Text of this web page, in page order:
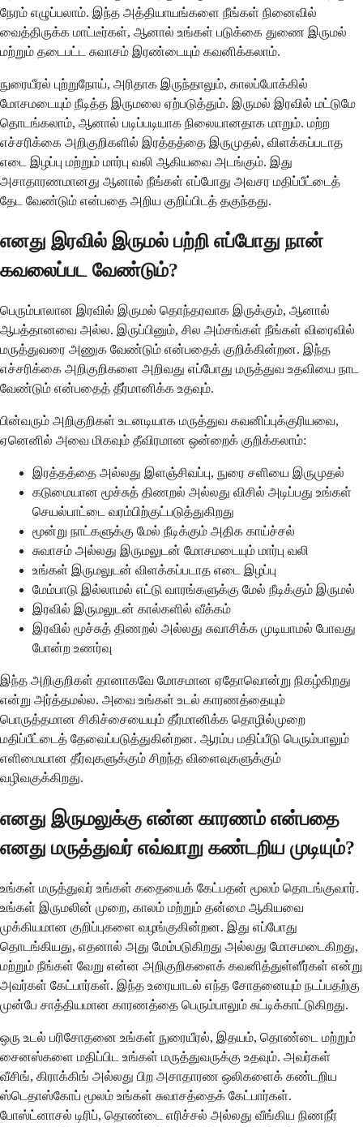
நேரம் எழுப்பலாம். இந்த அத்தியாயங்களை நீங்கள் நினைவில்
வைத்திருக்க மாட்டீர்கள், ஆனால் உங்கள் படுக்கை துணை இருமல்
மற்றும் தடைபட்ட சுவாசம் இரண்டையும் கவனிக்கலாம்.
நுரையீரல் புற்றுநோய், அரிதாக இருந்தாலும், காலப்போக்கில்
மோசமடையும் நீடித்த இருமலை ஏற்படுத்தும். இருமல் இரவில் மட்டுமே
தொடங்கலாம், ஆனால் படிப்படியாக நிலையானதாக மாறும். மற்ற
எச்சரிக்கை அறிகுறிகளில் இரத்தத்தை இருமுதல், விளக்கப்படாத
எடை இழப்பு மற்றும் மார்பு வலி ஆகியவை அடங்கும். இது
அசாதாரணமானது ஆனால் நீங்கள் எப்போது அவசர மதிப்பீட்டைத்
தேட வேண்டும் என்பதை அறிய குறிப்பிடத் தகுந்தது.
எனது இரவில் இருமல் பற்றி எப்போது நான்
கவலைப்பட வேண்டும்?
பெரும்பாலான இரவில் இருமல் தொந்தரவாக இருக்கும், ஆனால்
ஆபத்தானவை அல்ல. இருப்பினும், சில அம்சங்கள் நீங்கள் விரைவில்
மருத்துவரை அணுக வேண்டும் என்பதைக் குறிக்கின்றன. இந்த
எச்சரிக்கை அறிகுறிகளை அறிவது எப்போது மருத்துவ உதவியை நாட
வேண்டும் என்பதைத் தீர்மானிக்க உதவும்.
பின்வரும் அறிகுறிகள் உடனடியாக மருத்துவ கவனிப்புக்குரியவை,
ஏனெனில் அவை மிகவும் தீவிரமான ஒன்றைக் குறிக்கலாம்:
இரத்தத்தை அல்லது இளஞ்சிவப்பு, நுரை சளியை இருமுதல்
கடுமையான மூச்சுத் திணறல் அல்லது விசில் அடிப்பது உங்கள்
செயல்பாட்டை வரம்பிற்குட்படுத்துகிறது
மூன்று நாட்களுக்கு மேல் நீடிக்கும் அதிக காய்ச்சல்
சுவாசம் அல்லது இருமலுடன் மோசமடையும் மார்பு வலி
உங்கள் இருமலுடன் விளக்கப்படாத எடை இழப்பு
மேம்பாடு இல்லாமல் எட்டு வாரங்களுக்கு மேல் நீடிக்கும் இருமல்
இரவில் இருமலுடன் கால்களில் வீக்கம்
இரவில் மூச்சுத் திணறல் அல்லது சுவாசிக்க முடியாமல் போவது
போன்ற உணர்வு
இந்த அறிகுறிகள் தானாகவே மோசமான ஏதோவொன்று நிகழ்கிறது
என்று அர்த்தமல்ல. அவை உங்கள் உடல் காரணத்தையும்
பொருத்தமான சிகிச்சையையும் தீர்மானிக்க தொழில்முறை
மதிப்பீட்டைத் தேவைப்படுத்துகின்றன. ஆரம்ப மதிப்பீடு பெரும்பாலும்
எளிமையான தீர்வுகளுக்கும் சிறந்த விளைவுகளுக்கும்
வழிவகுக்கிறது.
எனது இருமலுக்கு என்ன காரணம் என்பதை
எனது மருத்துவர் எவ்வாறு கண்டறிய முடியும்?
உங்கள் மருத்துவர் உங்கள் கதையைக் கேட்பதன் மூலம் தொடங்குவார்.
உங்கள் இருமலின் முறை, காலம் மற்றும் தன்மை ஆகியவை
முக்கியமான குறிப்புகளை வழங்குகின்றன. இது எப்போது
தொடங்கியது, எதனால் அது மேம்படுகிறது அல்லது மோசமடைகிறது,
மற்றும் நீங்கள் வேறு என்ன அறிகுறிகளைக் கவனித்துள்ளீர்கள் என்று
அவர்கள் கேட்பார்கள். இந்த உரையாடல் எந்த சோதனையும் நடப்பதற்கு
முன்பே சாத்தியமான காரணத்தை பெரும்பாலும் சுட்டிக்காட்டுகிறது.
ஒரு உடல் பரிசோதனை உங்கள் நுரையீரல், இதயம், தொண்டை மற்றும்
சைனஸ்களை மதிப்பிட உங்கள் மருத்துவருக்கு உதவும். அவர்கள்
வீசிங், கிராக்கிங் அல்லது பிற அசாதாரண ஒலிகளைக் கண்டறிய
ஸ்டெதாஸ்கோப் மூலம் உங்கள் சுவாசத்தைக் கேட்பார்கள்.
போஸ்ட்னாசல் டிரிப், தொண்டை எரிச்சல் அல்லது வீங்கிய நிணநீர்